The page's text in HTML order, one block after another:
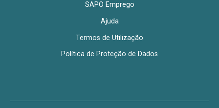
SAPO Emprego
Ajuda
Termos de Utilização
Política de Proteção de Dados